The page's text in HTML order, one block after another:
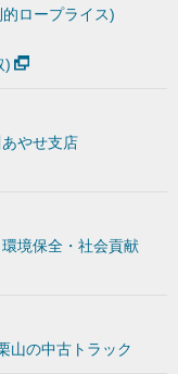
ロープライス)
)
やせ支店
環境保全・社会貢献
山の中古トラック